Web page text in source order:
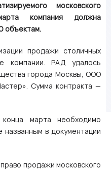
московского
компания должна
объектам.
продажи столичных
компании. РАД удалось
города Москвы, ООО
Сумма контракта —
марта необходимо
в документации
продажи московского